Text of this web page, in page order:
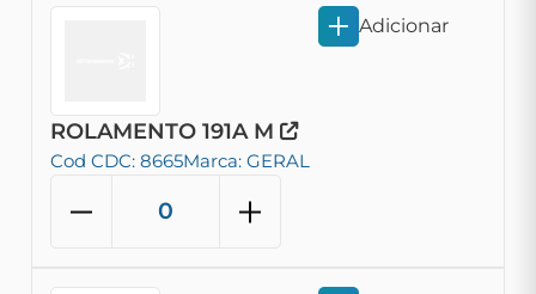
ROLAMENTO 191A M
Cod CDC: 8665Marca: GERAL
Adicionar